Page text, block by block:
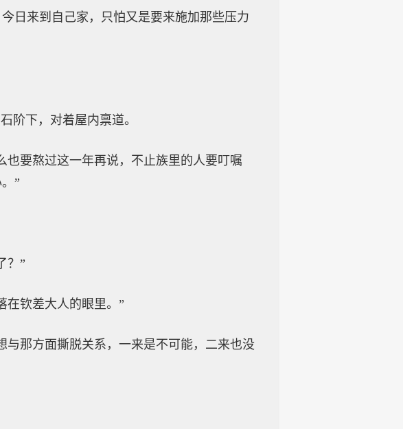
日来到自己家，只怕又是要来施加那些压力
阶下，对着屋内禀道。
也要熬过这一年再说，不止族里的人要叮嘱
”
？”
在钦差大人的眼里。”
与那方面撕脱关系，一来是不可能，二来也没